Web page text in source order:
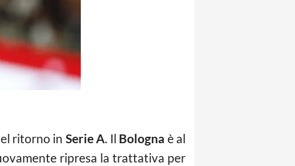
ritorno in Serie A. Il Bologna è al
ripresa la trattativa per